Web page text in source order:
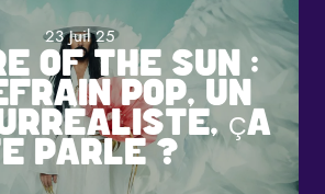
23 Juil 25
OF THE SUN :
POP, UN
ÇA
PARLE ?